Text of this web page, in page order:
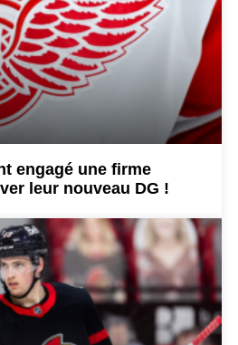
engagé une firme
leur nouveau DG !